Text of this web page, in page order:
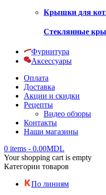
Крышки для
Стеклянные
Фурнитура
Аксессуары
Оплата
Доставка
Акции и скидки
Рецепты
Видео обзоры
Контакты
Наши магазины
0 items - 0.00MDL
Your shopping cart is empty
Категории товаров
По линиям